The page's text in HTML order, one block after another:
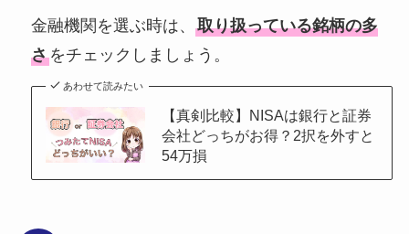
金融機関を選ぶ時は、 取り扱っている銘柄の多
さをチェックしましょう。
あわせて読みたい
【真剣比較】NISAは銀行と証券
会社どっちがお得？2択を外すと
54万損